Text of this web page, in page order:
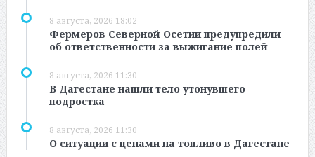
8 августа, 2026 18:02
Фермеров Северной Осетии предупредили
об ответственности за выжигание полей
8 августа, 2026 11:30
В Дагестане нашли тело утонувшего
подростка
8 августа, 2026 11:30
О ситуации с ценами на топливо в Дагестане